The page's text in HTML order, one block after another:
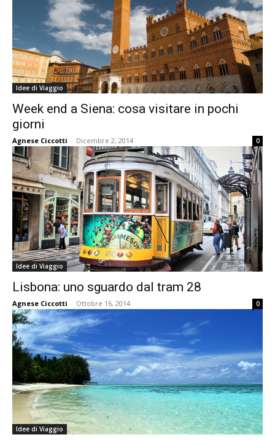
Idee di Viaggio
Week end a Siena: cosa visitare in pochi
giorni
Agnese Ciccotti - Dicembre 2, 2014 0
Idee di Viaggio
Lisbona: uno sguardo dal tram 28
Agnese Ciccotti - Ottobre 16, 2014 0
Idee di Viaggio